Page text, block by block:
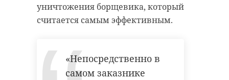
уничтожения борщевика, который
считается самым эффективным.
«Непосредственно в
самом заказнике